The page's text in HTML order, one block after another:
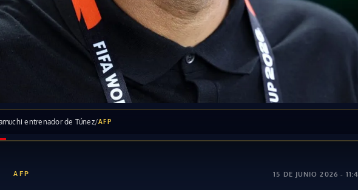
entrenador de Túnez/AFP
AFP 15 DE JUNIO 2026 -